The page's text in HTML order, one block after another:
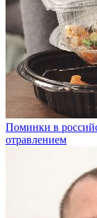
Поминки в
отравлением